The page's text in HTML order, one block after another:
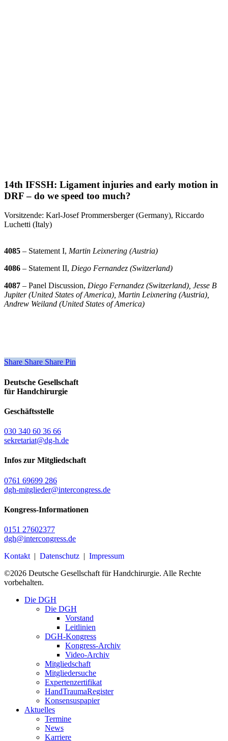
14th IFSSH: Ligament injuries and early motion in
DRF – do we speed too much?
Vorsitzende: Karl-Josef Prommersberger (Germany), Riccardo
Luchetti (Italy)
4085 – Statement I, Martin Leixnering (Austria)
4086 – Statement II, Diego Fernandez (Switzerland)
4087 – Panel Discussion, Diego Fernandez (Switzerland), Jesse B
Jupiter (United States of America), Martin Leixnering (Austria),
Andrew Weiland (United States of America)
Share
Share Share Share Pin
Deutsche Gesellschaft
für Handchirurgie
Geschäftsstelle
030 340 60 36 66
sekretariat@dg-h.de
Infos zur Mitgliedschaft
0761 69699 286
dgh-mitglieder@intercongress.de
Kongress-Informationen
0151 27602377
dgh@intercongress.de
Kontakt | Datenschutz | Impressum
©2026 Deutsche Gesellschaft für Handchirurgie. Alle Rechte
vorbehalten.
Close
Die DGH
Die DGH
Vorstand
Leitlinien
DGH-Kongress
Kongress-Archiv
Video-Archiv
Mitgliedschaft
Mitgliedersuche
Expertenzertifikat
HandTraumaRegister
Konsensuspapier
Aktuelles
Termine
News
Karriere